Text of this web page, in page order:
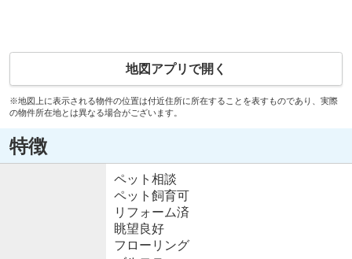
地図アプリで開く
※地図上に表示される物件の位置は付近住所に所在することを表すものであり、実際
の物件所在地とは異なる場合がございます。
特徴
ペット相談
ペット飼育可
リフォーム済
眺望良好
フローリング